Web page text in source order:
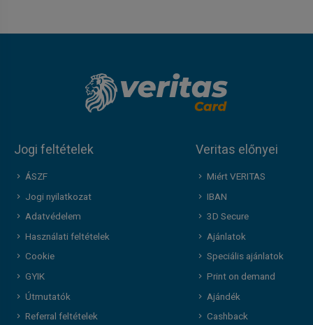
Jogi feltételek
ÁSZF
Jogi nyilatkozat
Adatvédelem
Használati feltételek
Cookie
GYIK
Útmutatók
Referral feltételek
Veritas előnyei
Miért VERITAS
IBAN
3D Secure
Ajánlatok
Speciális ajánlatok
Print on demand
Ajándék
Cashback